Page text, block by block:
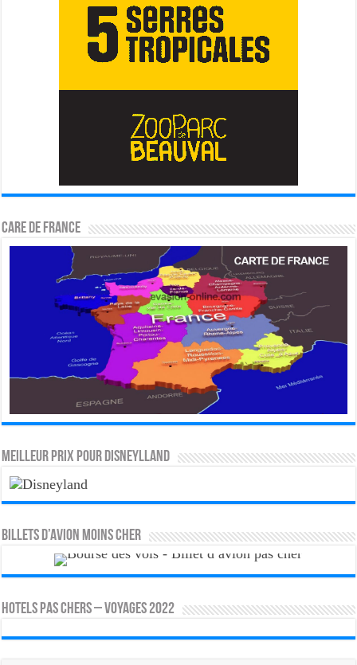
CARE DE FRANCE
MEILLEUR PRIX POUR DISNEYLLAND
Billets d’avion moins cher
HOTELS PAS CHERS – VOYAGES 2022